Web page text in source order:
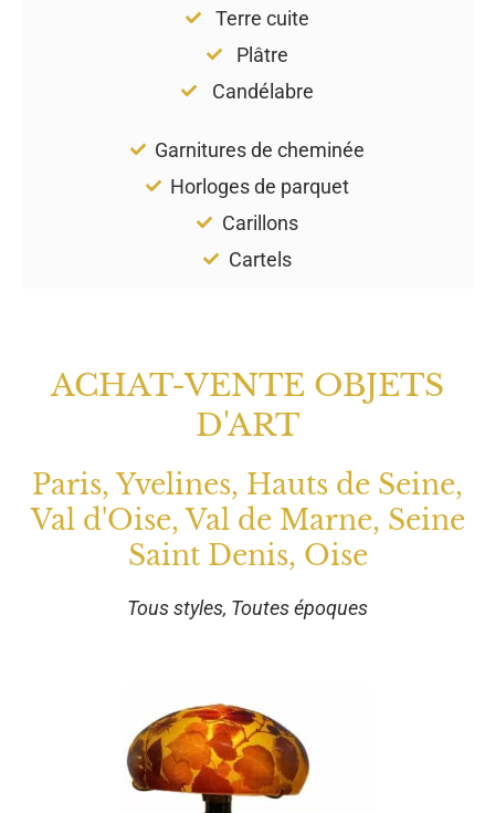
Terre cuite
Plâtre
Candélabre
Garnitures de cheminée
Horloges de parquet
Carillons
Cartels
ACHAT-VENTE OBJETS
D'ART
Paris, Yvelines, Hauts de Seine,
Val d'Oise, Val de Marne, Seine
Saint Denis, Oise
Tous styles, Toutes époques